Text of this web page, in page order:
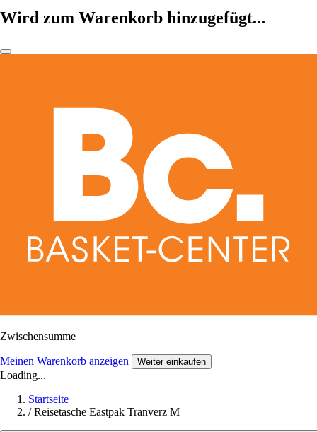
Wird zum Warenkorb hinzugefügt...
Zwischensumme
Meinen Warenkorb anzeigen Weiter einkaufen
Loading...
Startseite
/ Reisetasche Eastpak Tranverz M